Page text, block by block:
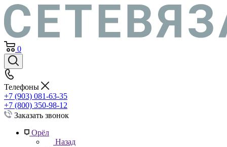
0
Телефоны
+7 (903) 081-63-35
+7 (800) 350-98-12
Заказать звонок
Орёл
Назад